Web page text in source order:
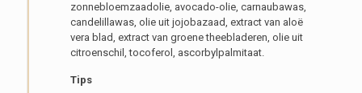
zonnebloemzaadolie, avocado-olie, carnaubawas,
candelillawas, olie uit jojobazaad, extract van aloë
vera blad, extract van groene theebladeren, olie uit
citroenschil, tocoferol, ascorbylpalmitaat.
Tips